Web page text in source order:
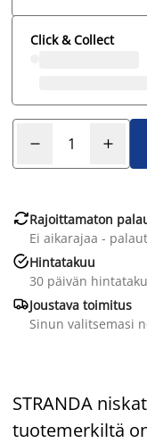
Click & Collect
Rajoittamaton
Ei aikarajaa -
Hintatakuu
30 päivän
Joustava toimitus
Sinun valitsemasi
STRANDA
tuotemerkiltä